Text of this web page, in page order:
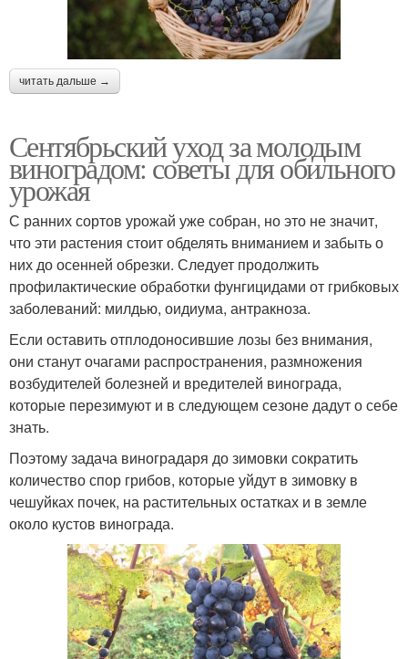
читать дальше →
Сентябрьский уход за молодым
виноградом: советы для обильного
урожая
С ранних сортов урожай уже собран, но это не значит,
что эти растения стоит обделять вниманием и забыть о
них до осенней обрезки. Следует продолжить
профилактические обработки фунгицидами от грибковых
заболеваний: милдью, оидиума, антракноза.
Если оставить отплодоносившие лозы без внимания,
они станут очагами распространения, размножения
возбудителей болезней и вредителей винограда,
которые перезимуют и в следующем сезоне дадут о себе
знать.
Поэтому задача виноградаря до зимовки сократить
количество спор грибов, которые уйдут в зимовку в
чешуйках почек, на растительных остатках и в земле
около кустов винограда.